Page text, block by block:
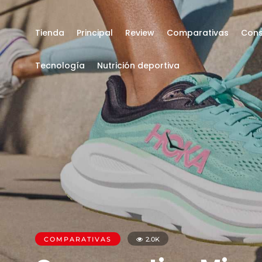
Tienda Principal Review Comparativas
Tecnología Nutrición deportiva
COMPARATIVAS 2.0K